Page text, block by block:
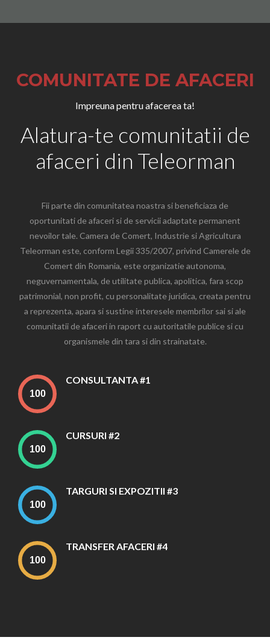
COMUNITATE DE AFACERI
Impreuna pentru afacerea ta!
Alatura-te comunitatii de
afaceri din Teleorman
Fii parte din comunitatea noastra si beneficiaza de
oportunitati de afaceri si de servicii adaptate permanent
nevoilor tale. Camera de Comert, Industrie si Agricultura
Teleorman este, conform Legii 335/2007, privind Camerele de
Comert din Romania, este organizatie autonoma,
neguvernamentala, de utilitate publica, apolitica, fara scop
patrimonial, non profit, cu personalitate juridica, creata pentru
a reprezenta, apara si sustine interesele membrilor sai si ale
comunitatii de afaceri in raport cu autoritatile publice si cu
organismele din tara si din strainatate.
CONSULTANTA #1
CURSURI #2
TARGURI SI EXPOZITII #3
TRANSFER AFACERI #4